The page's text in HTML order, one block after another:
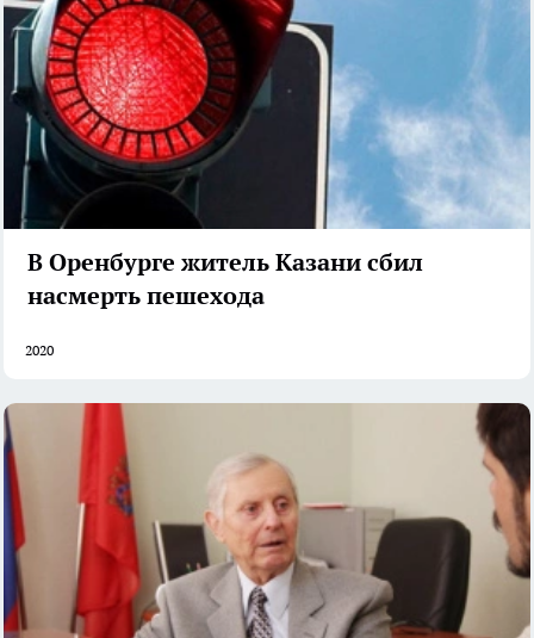
В Оренбурге житель Казани сбил
насмерть пешехода
2020